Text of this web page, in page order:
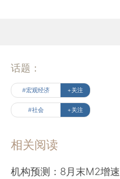
话题：
#宏观经济 +关注
#社会 +关注
相关阅读
机构预测：8月末M2增